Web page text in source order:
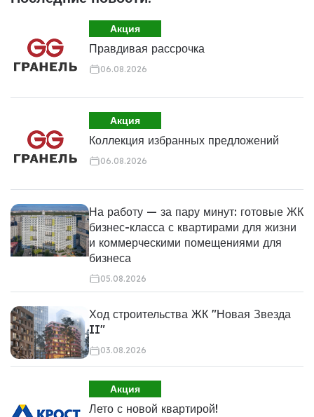
Акция
Правдивая рассрочка
06.08.2026
Акция
Коллекция избранных предложений
06.08.2026
На работу — за пару минут: готовые ЖК
бизнес-класса с квартирами для жизни
и коммерческими помещениями для
бизнеса
05.08.2026
Ход строительства ЖК "Новая Звезда
II"
03.08.2026
Акция
Лето с новой квартирой!